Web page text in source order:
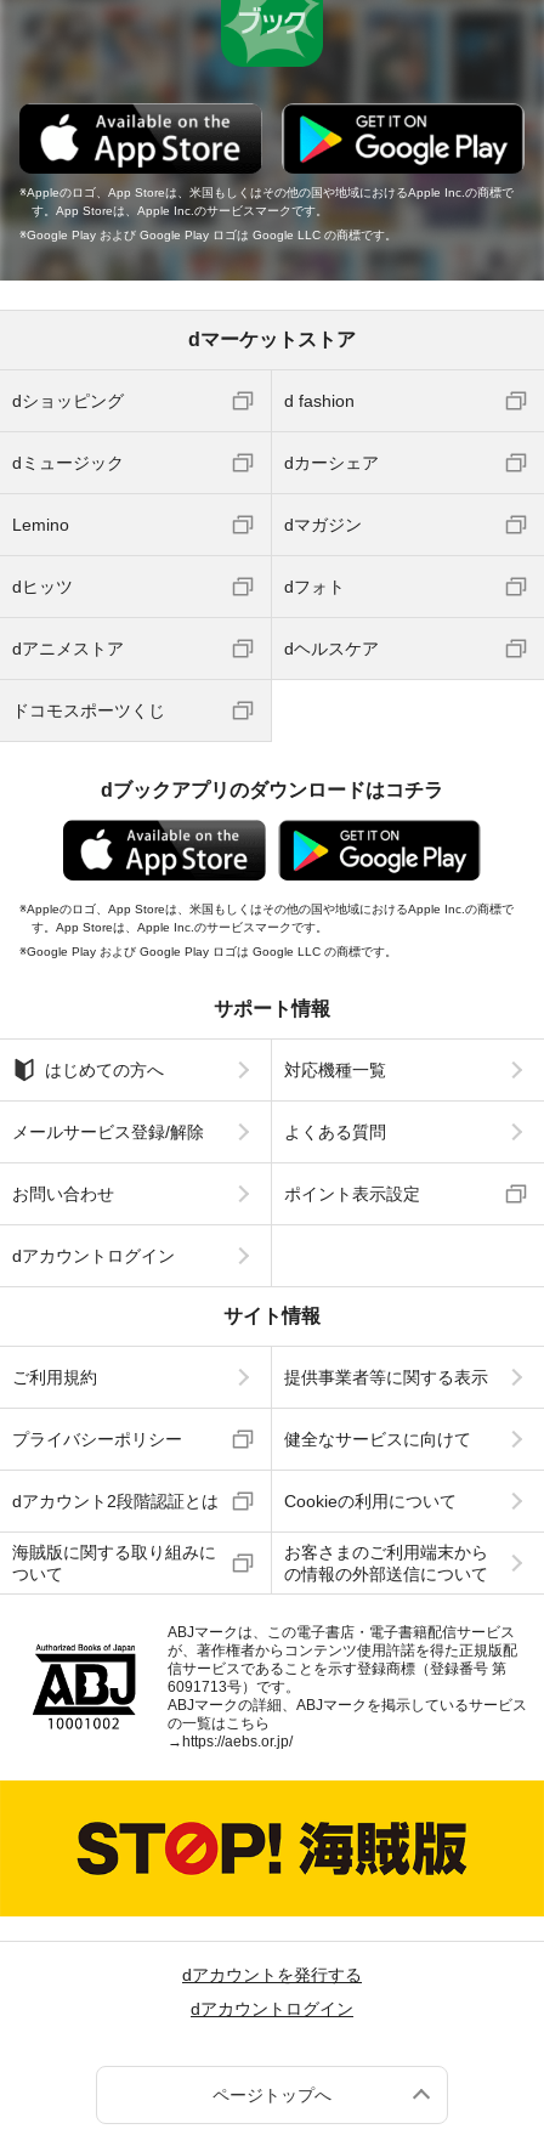
Appleのロゴ、App Storeは、米国もしくはその他の国や地域におけるApple Inc.の商標で
す。App Storeは、Apple Inc.のサービスマークです。
Google Play および Google Play ロゴは Google LLC の商標です。
dマーケットストア
dショッピング d fashion
dミュージック dカーシェア
Lemino dマガジン
dヒッツ dフォト
dアニメストア dヘルスケア
ドコモスポーツくじ
dブックアプリのダウンロードはコチラ
Appleのロゴ、App Storeは、米国もしくはその他の国や地域におけるApple Inc.の商標で
す。App Storeは、Apple Inc.のサービスマークです。
Google Play および Google Play ロゴは Google LLC の商標です。
サポート情報
はじめての方へ 対応機種一覧
メールサービス登録/解除 よくある質問
お問い合わせ ポイント表示設定
dアカウントログイン
サイト情報
ご利用規約 提供事業者等に関する表示
プライバシーポリシー 健全なサービスに向けて
dアカウント2段階認証とは Cookieの利用について
海賊版に関する取り組みに
ついて
お客さまのご利用端末から
の情報の外部送信について
ABJマークは、この電子書店・電子書籍配信サービス
が、著作権者からコンテンツ使用許諾を得た正規版配
信サービスであることを示す登録商標（登録番号 第
6091713号）です。
ABJマークの詳細、ABJマークを掲示しているサービス
の一覧はこちら
→https://aebs.or.jp/
dアカウントを発行する
dアカウントログイン
ページトップへ